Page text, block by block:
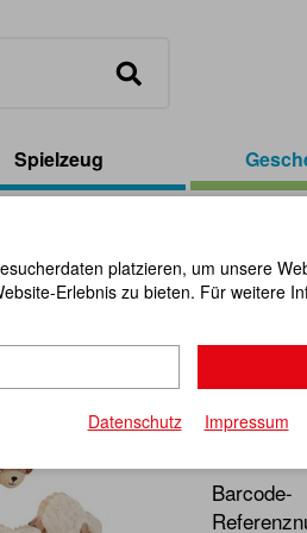
Spielzeug
Artikel-
Display
Barcode-
platzieren, um unsere
Erlebnis zu bieten. Für weitere
Datenschutz Impressum